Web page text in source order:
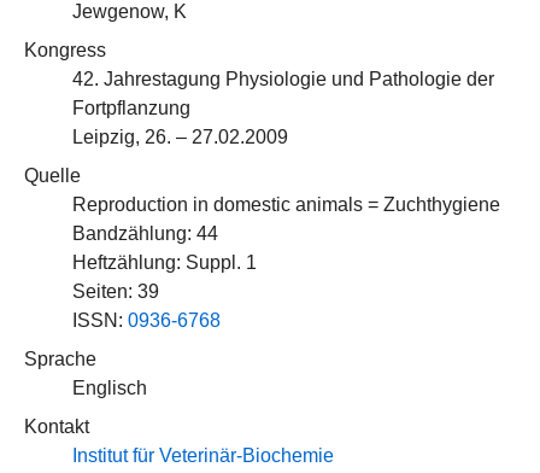
Jewgenow, K
Kongress
42. Jahrestagung Physiologie und Pathologie der
Fortpflanzung
Leipzig, 26. – 27.02.2009
Quelle
Reproduction in domestic animals = Zuchthygiene
Bandzählung: 44
Heftzählung: Suppl. 1
Seiten: 39
ISSN: 0936-6768
Sprache
Englisch
Kontakt
Institut für Veterinär-Biochemie